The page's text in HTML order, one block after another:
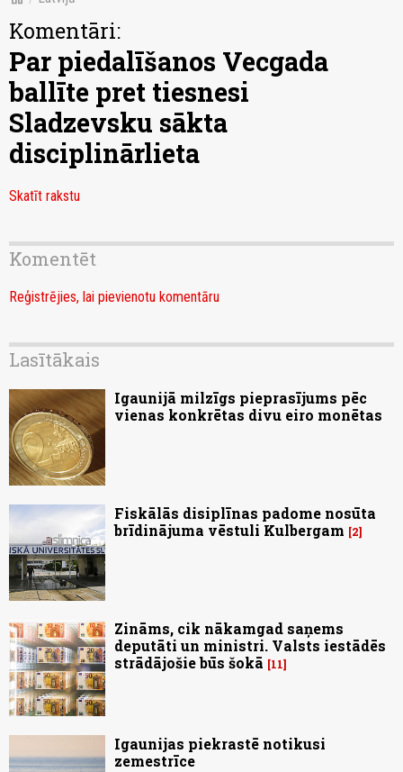
Komentāri:
Par piedalīšanos Vecgada
ballīte pret tiesnesi
Sladzevsku sākta
disciplinārlieta
Skatīt rakstu
Komentēt
Reģistrējies, lai pievienotu komentāru
Lasītākais
Igaunijā milzīgs pieprasījums pēc
vienas konkrētas divu eiro monētas
Fiskālās disiplīnas padome nosūta
brīdinājuma vēstuli Kulbergam
2
Zināms, cik nākamgad saņems
deputāti un ministri. Valsts iestādēs
strādājošie būs šokā
11
Igaunijas piekrastē notikusi
zemestrīce